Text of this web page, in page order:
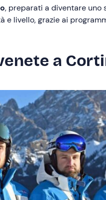
, preparati a diventare
e livello, grazie ai
a